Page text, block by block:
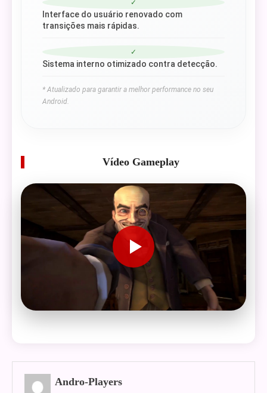
✓
Interface do usuário renovado com
transições mais rápidas.
✓
Sistema interno otimizado contra detecção.
* Atualizado para garantir a melhor performance no seu
Android.
Vídeo Gameplay
Andro-Players